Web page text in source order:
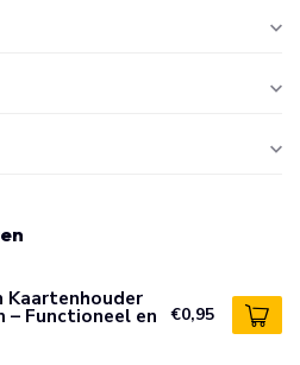
Kaartenhouder
– Functioneel en €0,95